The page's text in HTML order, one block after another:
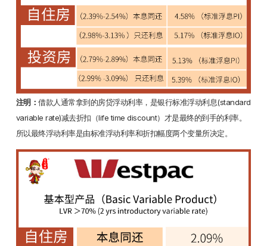
注明：借款人通常拿到的房贷浮动利率，是银行标准浮动利息(standard
variable rate)减去折扣（life time discount）才是最终的到手的利率。
所以最终浮动利率是由标准浮动利率和折扣幅度两个变量所决定。